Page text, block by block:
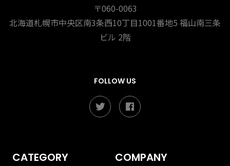
〒060-0063
北海道札幌市中央区南3条西10丁目1001番地5 福山南三条
ビル 2階
FOLLOW US